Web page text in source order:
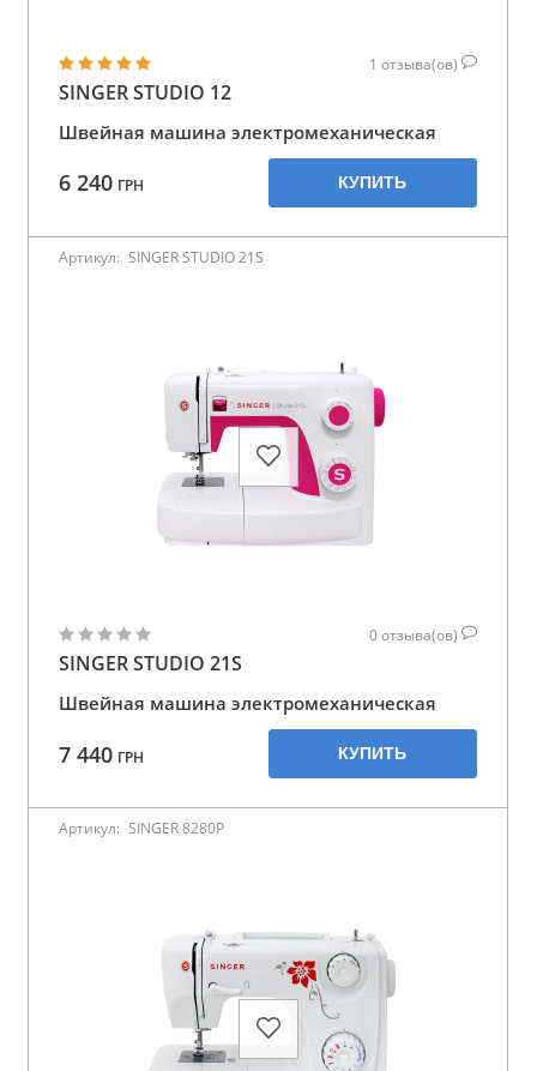
1 отзыва(ов)
SINGER STUDIO 12
Швейная машина электромеханическая
6 240 ГРН КУПИТЬ
Артикул: SINGER STUDIO 21S
0отзыва(ов)
SINGER STUDIO 21S
Швейная машина электромеханическая
7 440 ГРН КУПИТЬ
Артикул: SINGER 8280P